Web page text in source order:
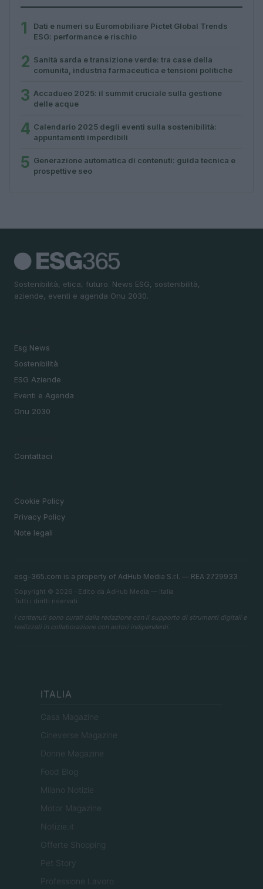
1
Dati e numeri su Euromobiliare Pictet Global Trends
ESG: performance e rischio
2 Sanità sarda e transizione verde: tra case della
comunità, industria farmaceutica e tensioni politiche
3 Accadueo 2025: il summit cruciale sulla gestione
delle acque
4 Calendario 2025 degli eventi sulla sostenibilità:
appuntamenti imperdibili
5 Generazione automatica di contenuti: guida tecnica e
prospettive seo
Sostenibilità, etica, futuro. News ESG, sostenibilità,
aziende, eventi e agenda Onu 2030.
Esg News
Sostenibilità
ESG Aziende
Eventi e Agenda
Onu 2030
Contattaci
Cookie Policy
Privacy Policy
Note legali
esg-365.com is a property of AdHub Media S.r.l. — REA 2729933
Copyright © 2026 · Edito da AdHub Media — Italia
Tutti i diritti riservati
I contenuti sono curati dalla redazione con il supporto di strumenti digitali e
realizzati in collaborazione con autori indipendenti.
ITALIA
Casa Magazine
Cineverse Magazine
Donne Magazine
Food Blog
Milano Notizie
Motor Magazine
Notizie.it
Offerte Shopping
Pet Story
Professione Lavoro